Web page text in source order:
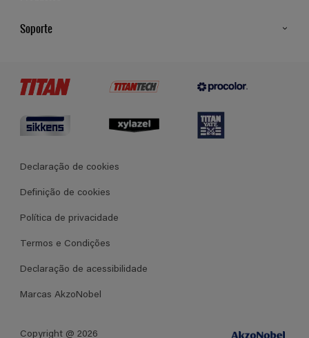
Soporte
Termos e Condições Gerais de Venda
Declaração de cookies
Definição de cookies
Política de privacidade
Termos e Condições
Declaração de acessibilidade
Marcas AkzoNobel
Copyright @ 2026